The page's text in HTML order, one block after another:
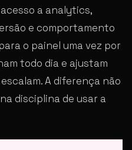
a analytics,
e comportamento
o painel uma vez por
todo dia e ajustam
A diferença não
disciplina de usar a